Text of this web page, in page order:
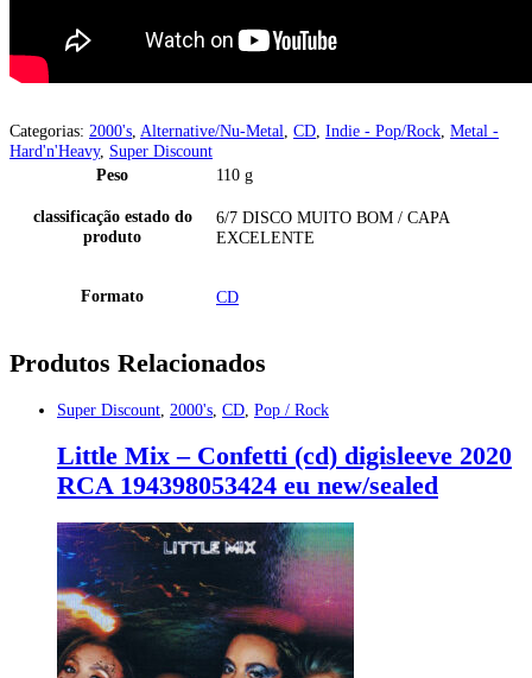
Categorias: 2000's, Alternative/Nu-Metal, CD, Indie - Pop/Rock, Metal -
Hard'n'Heavy, Super Discount
Peso
110 g
classificação estado do
produto
6/7 DISCO MUITO BOM / CAPA
EXCELENTE
Formato CD
Produtos Relacionados
Super Discount, 2000's, CD, Pop / Rock
Little Mix – Confetti (cd) digisleeve 2020
RCA 194398053424 eu new/sealed